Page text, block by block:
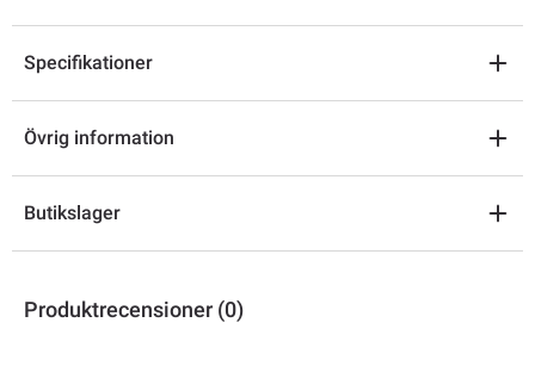
Specifikationer
Övrig information
Butikslager
Produktrecensioner (0)